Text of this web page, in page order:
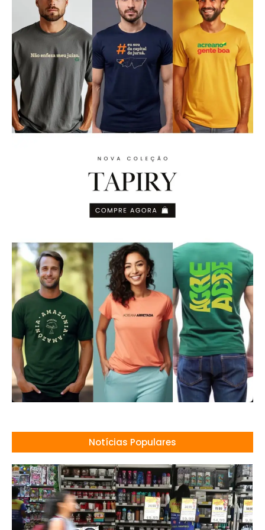
Notícias Populares